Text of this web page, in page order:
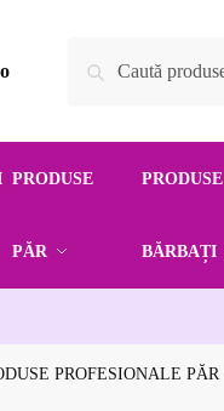
după:
PRODUSE
PĂR
PRODUSE
BĂRBAȚI
PROFESIONALE PĂR